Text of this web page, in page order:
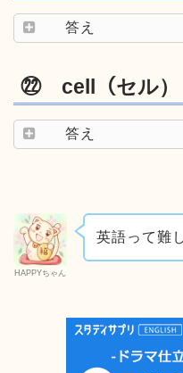
答え
㉒ cell（セル）
答え
HAPPYちゃん
英語って難